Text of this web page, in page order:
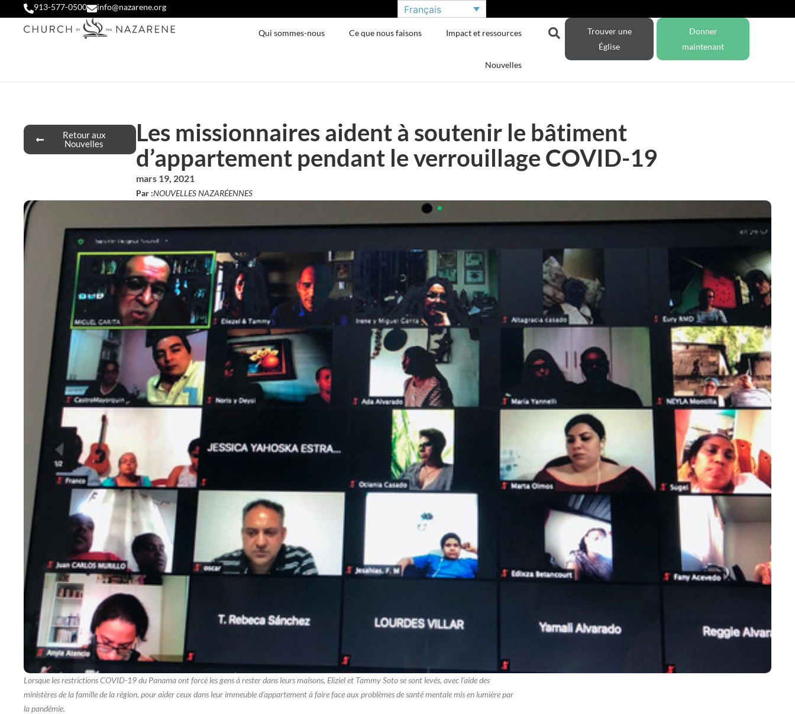
913-577-0500 info@nazarene.org Français
Qui sommes-nous Ce que nous faisons Impact et ressources
Nouvelles
Trouver une
Église
Donner
maintenant
Retour aux
Nouvelles
Les missionnaires aident à soutenir le bâtiment
d’appartement pendant le verrouillage COVID-19
mars 19, 2021
Par :NOUVELLES NAZARÉENNES
Lorsque les restrictions COVID-19 du Panama ont forcé les gens à rester dans leurs maisons, Eliziel et Tammy Soto se sont levés, avec l'aide des
ministères de la famille de la région, pour aider ceux dans leur immeuble d'appartement à faire face aux problèmes de santé mentale mis en lumière par
la pandémie.